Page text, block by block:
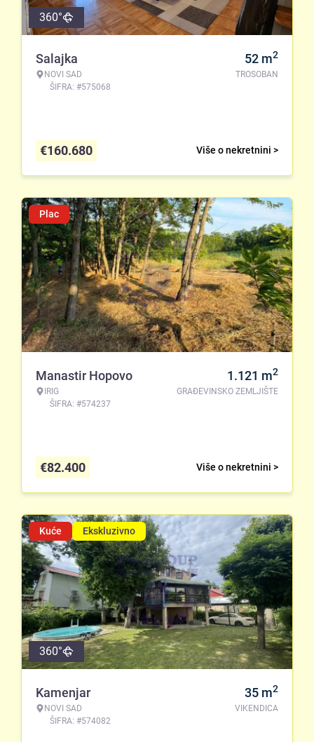
360°
Salajka
NOVI SAD
ŠIFRA: #575068
52 m2
TROSOBAN
Više o nekretnini >
€160.680
Plac
Manastir Hopovo
IRIG
ŠIFRA: #574237
1.121 m2
GRAĐEVINSKO ZEMLJIŠTE
Više o nekretnini >
€82.400
Kuće Ekskluzivno
360°
Kamenjar
NOVI SAD
ŠIFRA: #574082
35 m2
VIKENDICA